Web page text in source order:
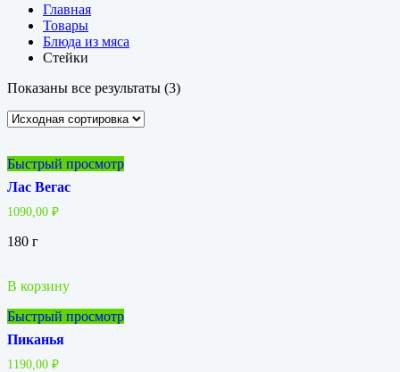
Главная
Товары
Блюда из мяса
Стейки
Показаны все результаты (3)
Быстрый просмотр
Лас Вегас
1090,00 ₽
180 г
В корзину
Быстрый просмотр
Пиканья
1190,00 ₽